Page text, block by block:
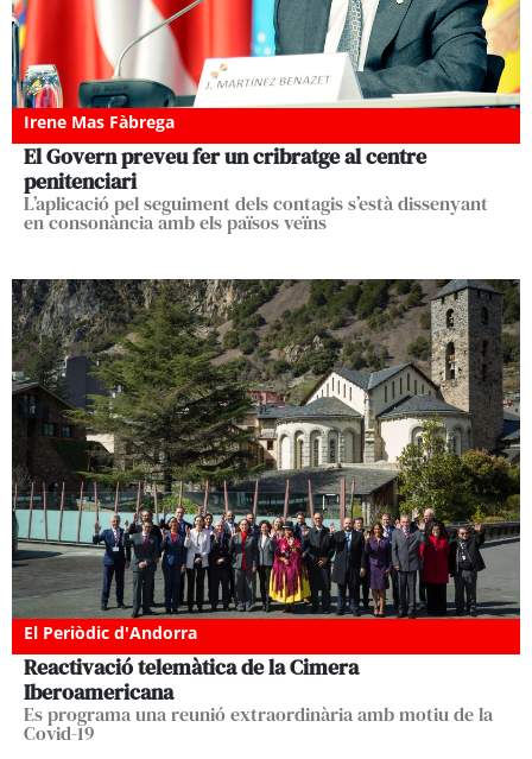
Irene Mas Fàbrega
El Govern preveu fer un cribratge al centre
penitenciari
L’aplicació pel seguiment dels contagis s’està dissenyant
en consonància amb els països veïns
El Periòdic d'Andorra
Reactivació telemàtica de la Cimera
Iberoamericana
Es programa una reunió extraordinària amb motiu de la
Covid-19